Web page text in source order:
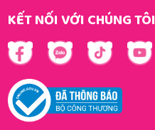
KẾT NỐI VỚI CHÚNG TÔI